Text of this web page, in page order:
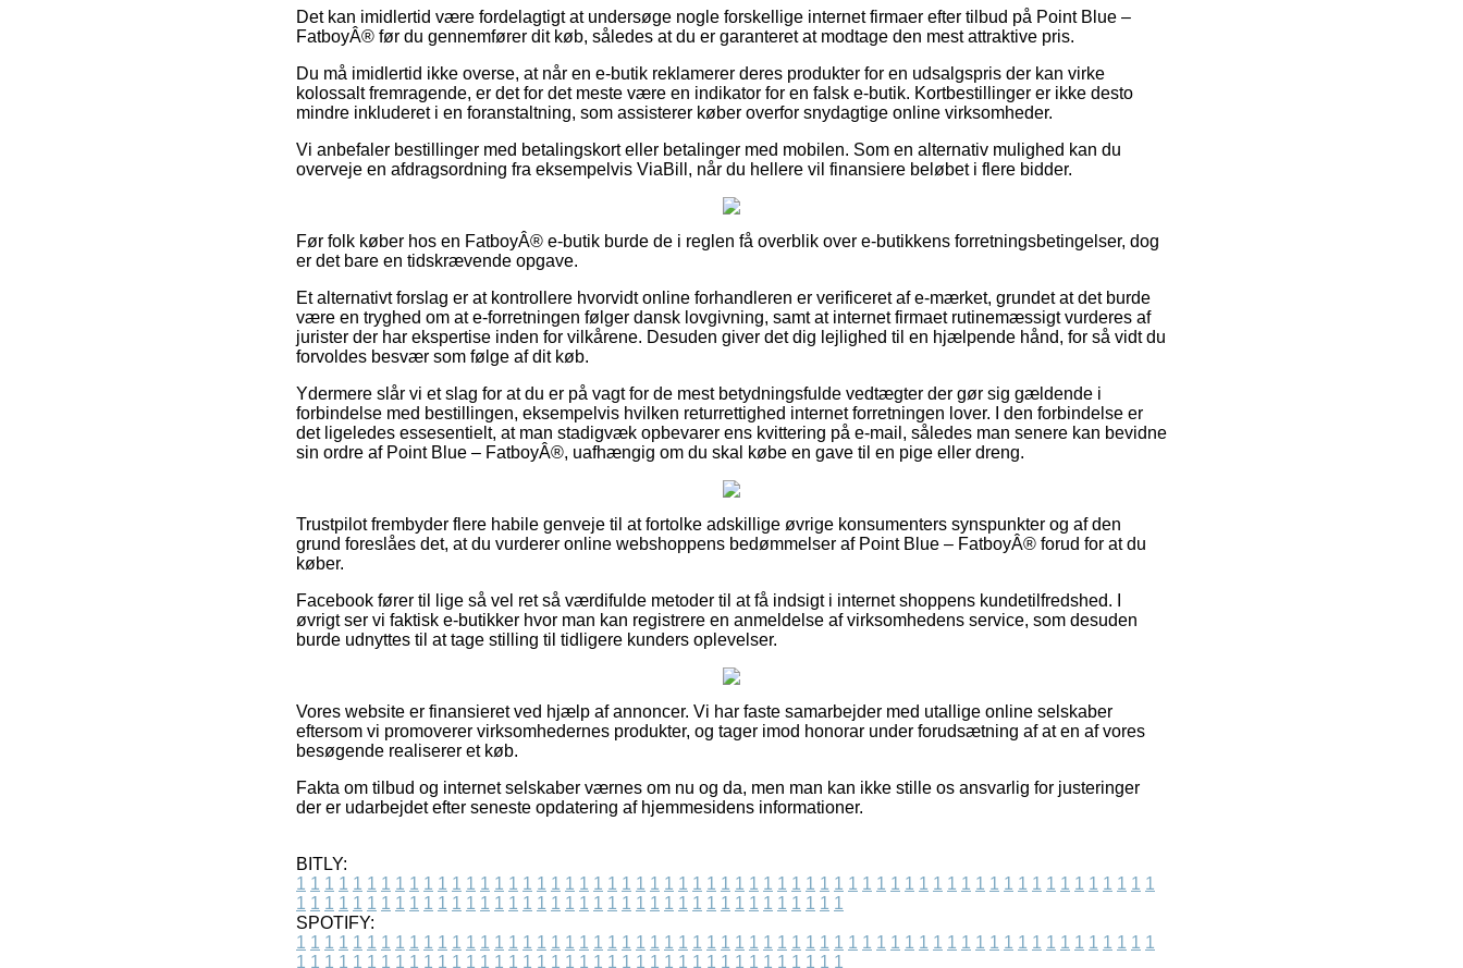
Det kan imidlertid være fordelagtigt at undersøge nogle forskellige internet firmaer efter tilbud på Point Blue –
FatboyÂ® før du gennemfører dit køb, således at du er garanteret at modtage den mest attraktive pris.
Du må imidlertid ikke overse, at når en e-butik reklamerer deres produkter for en udsalgspris der kan virke
kolossalt fremragende, er det for det meste være en indikator for en falsk e-butik. Kortbestillinger er ikke desto
mindre inkluderet i en foranstaltning, som assisterer køber overfor snydagtige online virksomheder.
Vi anbefaler bestillinger med betalingskort eller betalinger med mobilen. Som en alternativ mulighed kan du
overveje en afdragsordning fra eksempelvis ViaBill, når du hellere vil finansiere beløbet i flere bidder.
Før folk køber hos en FatboyÂ® e-butik burde de i reglen få overblik over e-butikkens forretningsbetingelser, dog
er det bare en tidskrævende opgave.
Et alternativt forslag er at kontrollere hvorvidt online forhandleren er verificeret af e-mærket, grundet at det burde
være en tryghed om at e-forretningen følger dansk lovgivning, samt at internet firmaet rutinemæssigt vurderes af
jurister der har ekspertise inden for vilkårene. Desuden giver det dig lejlighed til en hjælpende hånd, for så vidt du
forvoldes besvær som følge af dit køb.
Ydermere slår vi et slag for at du er på vagt for de mest betydningsfulde vedtægter der gør sig gældende i
forbindelse med bestillingen, eksempelvis hvilken returrettighed internet forretningen lover. I den forbindelse er
det ligeledes essesentielt, at man stadigvæk opbevarer ens kvittering på e-mail, således man senere kan bevidne
sin ordre af Point Blue – FatboyÂ®, uafhængig om du skal købe en gave til en pige eller dreng.
Trustpilot frembyder flere habile genveje til at fortolke adskillige øvrige konsumenters synspunkter og af den
grund foreslåes det, at du vurderer online webshoppens bedømmelser af Point Blue – FatboyÂ® forud for at du
køber.
Facebook fører til lige så vel ret så værdifulde metoder til at få indsigt i internet shoppens kundetilfredshed. I
øvrigt ser vi faktisk e-butikker hvor man kan registrere en anmeldelse af virksomhedens service, som desuden
burde udnyttes til at tage stilling til tidligere kunders oplevelser.
Vores website er finansieret ved hjælp af annoncer. Vi har faste samarbejder med utallige online selskaber
eftersom vi promoverer virksomhedernes produkter, og tager imod honorar under forudsætning af at en af vores
besøgende realiserer et køb.
Fakta om tilbud og internet selskaber værnes om nu og da, men man kan ikke stille os ansvarlig for justeringer
der er udarbejdet efter seneste opdatering af hjemmesidens informationer.
BITLY:
1 1 1 1 1 1 1 1 1 1 1 1 1 1 1 1 1 1 1 1 1 1 1 1 1 1 1 1 1 1 1 1 1 1 1 1 1 1 1 1 1 1 1 1 1 1 1 1 1 1 1 1 1 1 1 1 1 1 1 1 1
1 1 1 1 1 1 1 1 1 1 1 1 1 1 1 1 1 1 1 1 1 1 1 1 1 1 1 1 1 1 1 1 1 1 1 1 1 1 1
SPOTIFY:
1 1 1 1 1 1 1 1 1 1 1 1 1 1 1 1 1 1 1 1 1 1 1 1 1 1 1 1 1 1 1 1 1 1 1 1 1 1 1 1 1 1 1 1 1 1 1 1 1 1 1 1 1 1 1 1 1 1 1 1 1
1 1 1 1 1 1 1 1 1 1 1 1 1 1 1 1 1 1 1 1 1 1 1 1 1 1 1 1 1 1 1 1 1 1 1 1 1 1 1